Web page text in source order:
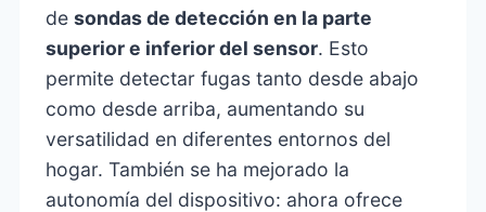
desondas de detección en la parte
superior e inferior del sensor. Esto
permite detectar fugas tanto desde abajo
como desde arriba, aumentando su
versatilidad en diferentes entornos del
hogar. También se ha mejorado la
autonomía del dispositivo: ahora ofrece